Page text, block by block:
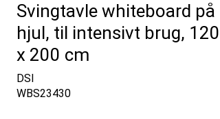
Svingtavle whiteboard på
hjul, til intensivt brug, 120
x 200 cm
DSI
WBS23430